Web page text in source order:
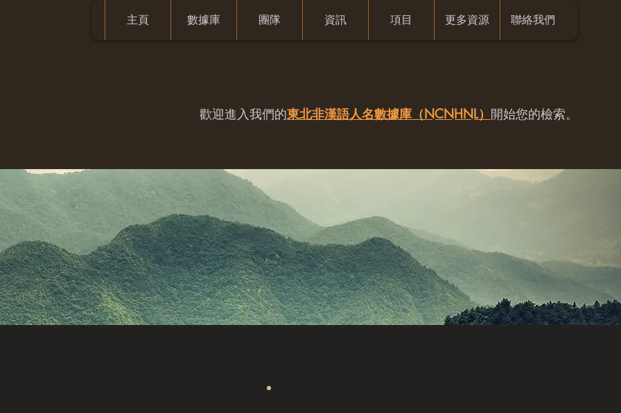
主頁 數據庫 團隊 資訊 項目 更多資源 聯絡我們
歡迎進入我們的東北非漢語人名數據庫（NCNHNL） 開始您的檢索。